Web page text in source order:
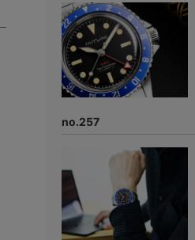
no.257